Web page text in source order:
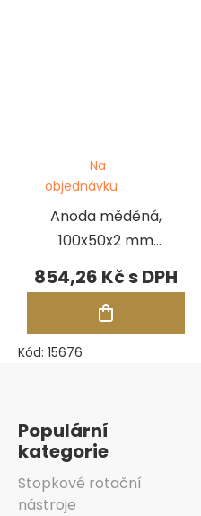
Anoda měděná,
100x50x2 mm
(Comfort II a
Digital II)
Na
objednávku
854,26 Kč
Kód: 15676
Populární
kategorie
Stopkové rotační
nástroje